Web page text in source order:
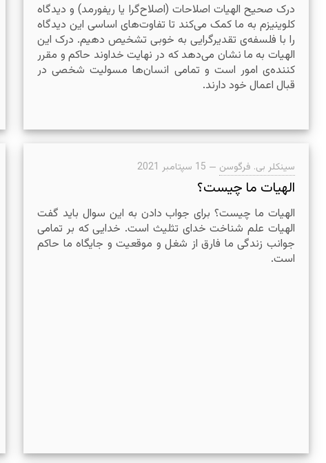
درک صحیح الهیات اصلاحات (اصلاح‌گرا یا ریفورمد) و دیدگاه
کلوینیزم به ما کمک می‌کند تا تفاوت‌های اساسی این دیدگاه
را با فلسفه‌ی تقدیرگرایی به خوبی تشخیص دهیم. درک این
الهیات به ما نشان می‌دهد که در نهایت خداوند حاکم و مقرر
کننده‌ی امور است و تمامی انسان‌ها مسولیت شخصی در
قبال اعمال خود دارند.
سینکلر بی. فرگوسن — 15 سپتامبر 2021
الهیات ما چیست؟
الهیات ما چیست؟ برای جواب دادن به این سوال باید گفت
الهیات علم شناخت خدای تثلیث است. خدایی که بر تمامی
جوانب زندگی ما فارق از شغل و موقعیت و جایگاه ما حاکم
است.